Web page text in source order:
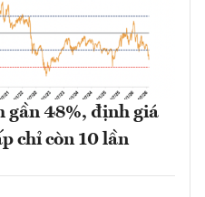
gần 48%, định giá
chỉ còn 10 lần